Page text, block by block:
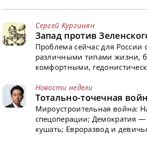
Сергей Кургинян
Запад против
Проблема сейчас для России
различными типами жизни,
комфортными,
Новости недели
Тотально-точечная
Мироустроительная война:
спецоперации; Демократия
кушать; Евроразвод и